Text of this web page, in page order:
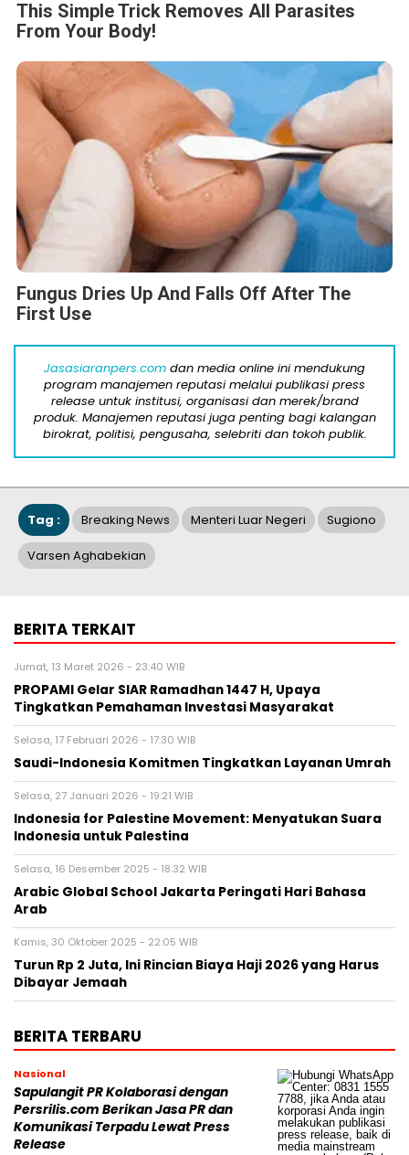
This Simple Trick Removes All Parasites
From Your Body!
Fungus Dries Up And Falls Off After The
First Use
Jasasiaranpers.com dan media online ini mendukung
program manajemen reputasi melalui publikasi press
release untuk institusi, organisasi dan merek/brand
produk. Manajemen reputasi juga penting bagi kalangan
birokrat, politisi, pengusaha, selebriti dan tokoh publik.
Tag : Breaking News Menteri Luar Negeri Sugiono
Varsen Aghabekian
BERITA TERKAIT
Jumat, 13 Maret 2026 - 23:40 WIB
PROPAMI Gelar SIAR Ramadhan 1447 H, Upaya
Tingkatkan Pemahaman Investasi Masyarakat
Selasa, 17 Februari 2026 - 17:30 WIB
Saudi-Indonesia Komitmen Tingkatkan Layanan Umrah
Selasa, 27 Januari 2026 - 19:21 WIB
Indonesia for Palestine Movement: Menyatukan Suara
Indonesia untuk Palestina
Selasa, 16 Desember 2025 - 18:32 WIB
Arabic Global School Jakarta Peringati Hari Bahasa
Arab
Kamis, 30 Oktober 2025 - 22:05 WIB
Turun Rp 2 Juta, Ini Rincian Biaya Haji 2026 yang Harus
Dibayar Jemaah
BERITA TERBARU
Nasional
Sapulangit PR Kolaborasi dengan
Persrilis.com Berikan Jasa PR dan
Komunikasi Terpadu Lewat Press
Release